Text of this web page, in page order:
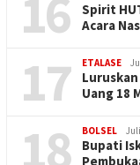
16
Spirit
Acara
17 ETALASE
Uang 18
18 BOLSEL
Bupati